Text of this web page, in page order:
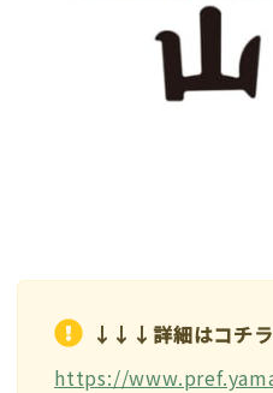
↓↓↓詳細はコチ
https://